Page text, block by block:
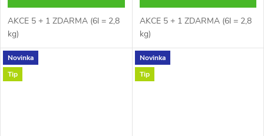
AKCE 5 + 1 ZDARMA (6l = 2,8
kg)
AKCE 5 + 1 ZDARMA (6l = 2,8
kg)
Novinka
Tip
Novinka
Tip